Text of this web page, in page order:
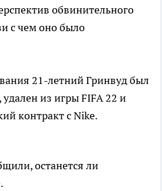
обвинительного
с чем оно было
21-летний Гринвуд был
из игры FIFA 22 и
контракт с Nike.
останется ли